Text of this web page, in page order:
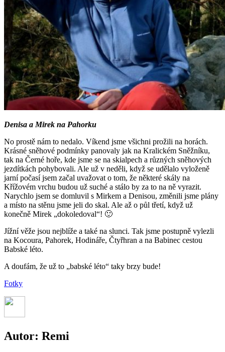
Denisa a Mirek na Pahorku
No prostě nám to nedalo. Víkend jsme všichni prožili na horách.
Krásné sněhové podmínky panovaly jak na Kralickém Sněžníku,
tak na Černé hoře, kde jsme se na skialpech a různých sněhových
jezdítkách pohybovali. Ale už v neděli, když se udělalo vyloženě
jarní počasí jsem začal uvažovat o tom, že některé skály na
Křížovém vrchu budou už suché a stálo by za to na ně vyrazit.
Narychlo jsem se domluvil s Mirkem a Denisou, změnili jsme plány
a místo na stěnu jsme jeli do skal. Ale až o půl třetí, když už
konečně Mirek „dokoledoval“! 🙂
Jížní věže jsou nejblíže a také na slunci. Tak jsme postupně vylezli
na Kocoura, Pahorek, Hodináře, Čtyřhran a na Babinec cestou
Babské léto.
A doufám, že už to „babské léto“ taky brzy bude!
Fotky
Autor: Remi